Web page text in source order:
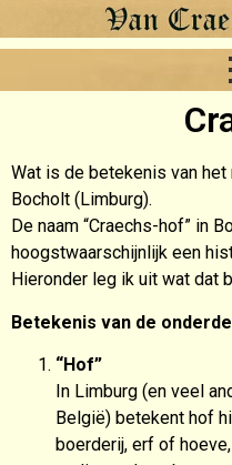
Wat is de betekenis van
Bocholt (Limburg).
De naam “Craechs-hof” in
hoogstwaarschijnlijk een
Hieronder leg ik uit wat dat
Betekenis van de
“Hof”
In Limburg (en veel
België) betekent hof
boerderij, erf of